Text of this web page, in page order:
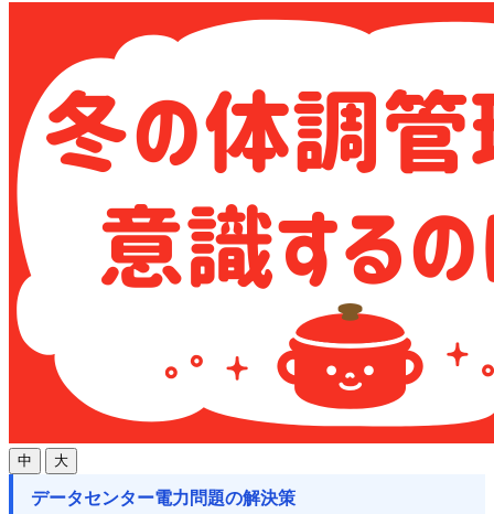
中 大
データセンター電力問題の解決策